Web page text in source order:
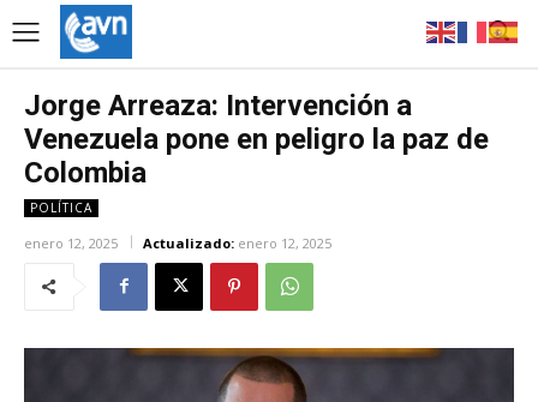
Jorge Arreaza: Intervención a
Venezuela pone en peligro la paz de
Colombia
POLÍTICA
enero 12, 2025 Actualizado: enero 12, 2025